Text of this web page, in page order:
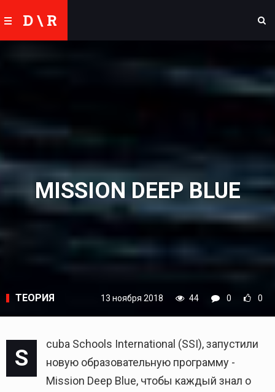
D \ R
MISSION DEEP BLUE
ТЕОРИЯ 13 ноября 2018 44 0 0
S
cuba Schools International (SSI), запустили
новую образовательную программу -
Mission Deep Blue, чтобы каждый знал о